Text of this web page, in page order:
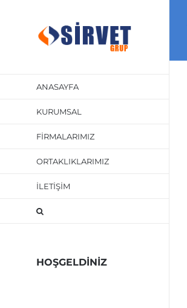
ANASAYFA
KURUMSAL
FİRMALARIMIZ
ORTAKLIKLARIMIZ
İLETİŞİM
HOŞGELDİNİZ